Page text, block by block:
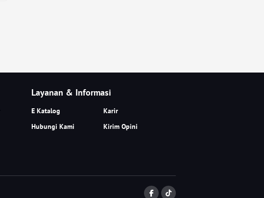
Layanan & Informasi
E Katalog
Karir
Hubungi Kami
Kirim Opini